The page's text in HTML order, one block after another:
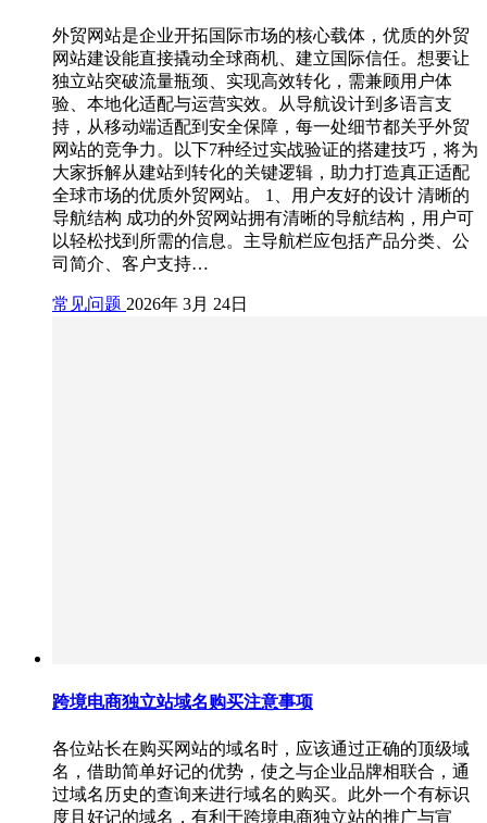
外贸网站是企业开拓国际市场的核心载体，优质的外贸
网站建设能直接撬动全球商机、建立国际信任。想要让
独立站突破流量瓶颈、实现高效转化，需兼顾用户体
验、本地化适配与运营实效。从导航设计到多语言支
持，从移动端适配到安全保障，每一处细节都关乎外贸
网站的竞争力。以下7种经过实战验证的搭建技巧，将为
大家拆解从建站到转化的关键逻辑，助力打造真正适配
全球市场的优质外贸网站。 1、用户友好的设计 清晰的
导航结构 成功的外贸网站拥有清晰的导航结构，用户可
以轻松找到所需的信息。主导航栏应包括产品分类、公
司简介、客户支持…
常见问题 2026年 3月 24日
跨境电商独立站域名购买注意事项
各位站长在购买网站的域名时，应该通过正确的顶级域
名，借助简单好记的优势，使之与企业品牌相联合，通
过域名历史的查询来进行域名的购买。此外一个有标识
度且好记的域名，有利于跨境电商独立站的推广与宣